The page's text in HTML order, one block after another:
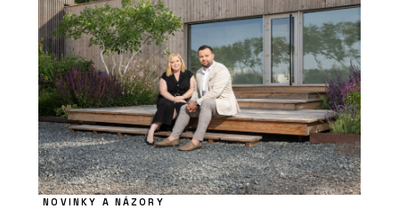
NOVINKY A NÁZORY